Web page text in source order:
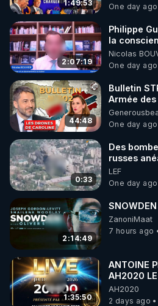
1:49:53
One day ago
2:07:19
Philippe
la
Nicolas
One day ago
44:48
Bulletin
Armée des
série,
One day ago
0:33
Des
russes
centres de
drones de
ukrainienne
LEF
One day ago
2:14:49
ZanoniMaat
7 hours ago
1:35:50
ANTOINE
AH2020 LE
06/08/
AH2020
2 days ago